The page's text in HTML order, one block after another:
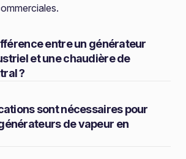
entre un générateur
et une chaudière de
?
sont nécessaires pour
de vapeur en